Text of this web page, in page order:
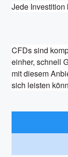
Jede Investition
CFDs sind
einher, schnell
mit diesem
sich leisten